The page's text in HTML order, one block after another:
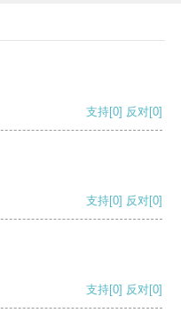
支持[0] 反对[0]
支持[0] 反对[0]
支持[0] 反对[0]